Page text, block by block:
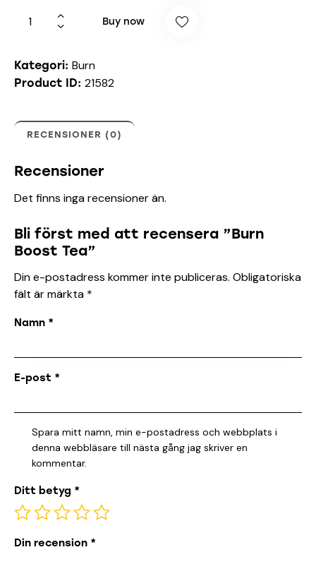
Buy now
Kategori: Burn
Product ID: 21582
RECENSIONER (0)
Recensioner
Det finns inga recensioner än.
Bli först med att recensera ”Burn
Boost Tea”
Din e-postadress kommer inte publiceras. Obligatoriska
fält är märkta *
Namn *
E-post *
Spara mitt namn, min e-postadress och webbplats i
denna webbläsare till nästa gång jag skriver en
kommentar.
Ditt betyg *
Din recension *